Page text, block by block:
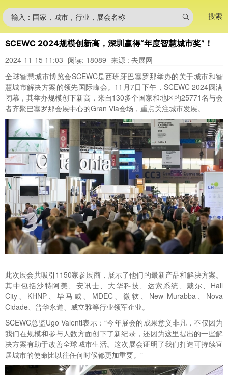
输入：国家，城市，行业，展会名称 搜索
SCEWC 2024规模创新高，深圳赢得“年度智慧城市奖”！
2024-11-15 11:03 阅读: 18089 来源 : 去展网
全球智慧城市博览会SCEWC是西班牙巴塞罗那举办的关于城市和智
慧城市解决方案的领先国际峰会。11月7日下午， SCEWC2024圆满
闭幕，其举办规模创下新高，来自130多个国家和地区的25771名与会
者齐聚巴塞罗那会展中心的Gran Via会场， 重点关注城市发展。
此次展会共吸引1150家参展商，展示了他们的最新产品和解决方案。
其中包括沙特阿美、安讯士、大华科技、达索系统、戴尔、Hail
City、KHNP、毕马威、MDEC、微软、New Murabba、Nova
Cidade、普华永道、威立雅等行业领军企业。
SCEWC总监Ugo Valenti表示：“今年展会的成果意义非凡，不仅因为
我们在规模和参与人数方面创下了新纪录，还因为这里提出的一些解
决方案有助于改善全球城市生活。这次展会证明了我们打造可持续宜
居城市的使命比以往任何时候都更加重要。”